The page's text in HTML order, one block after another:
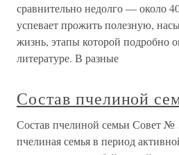
сравнительно недолго — около
успевает прожить полезную,
жизнь, этапы которой подробно
литературе. В разные
Состав пчелиной
Состав пчелиной семьи Совет №
пчелиная семья в период